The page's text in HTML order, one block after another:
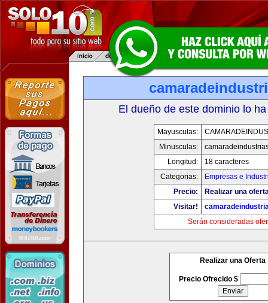
El dueño de este dominio lo
Mayusculas:
Minusculas:
Longitud:
18 caracteres
Categorias:
Empresas e
Precio:
Realizar una
Visitar!
Serán consideradas
Realizar una Oferta
Precio Ofrecido $